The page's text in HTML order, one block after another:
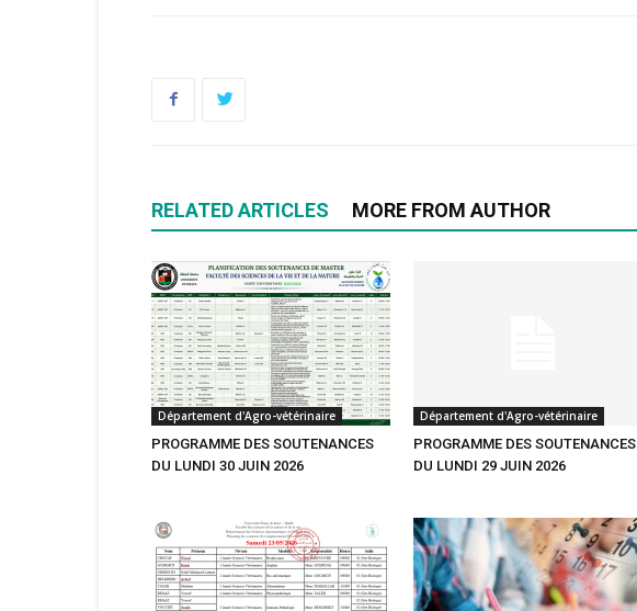
RELATED ARTICLES MORE FROM AUTHOR
Département d'Agro-vétérinaire
PROGRAMME DES SOUTENANCES
DU LUNDI 30 JUIN 2026
Département d'Agro-vétérinaire
PROGRAMME DES SOUTENANCES
DU LUNDI 29 JUIN 2026